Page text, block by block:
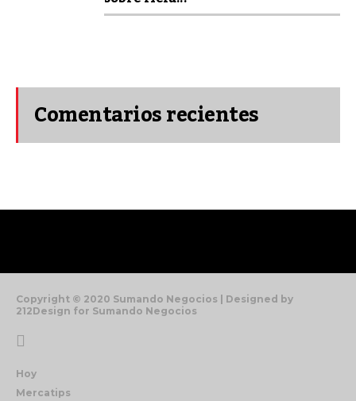
Comentarios recientes
Copyright © 2020 Sumando Negocios | Designed by
212Design for Sumando Negocios
Hoy
Mercatips